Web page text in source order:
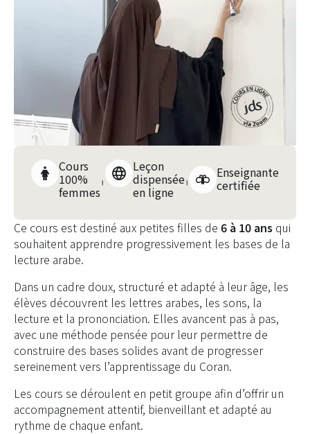
Cours
100%
femmes
Leçon
dispensée
en ligne
Enseignante
certifiée
Ce cours est destiné aux petites filles de 6 à 10 ans qui
souhaitent apprendre progressivement les bases de la
lecture arabe.
Dans un cadre doux, structuré et adapté à leur âge, les
élèves découvrent les lettres arabes, les sons, la
lecture et la prononciation. Elles avancent pas à pas,
avec une méthode pensée pour leur permettre de
construire des bases solides avant de progresser
sereinement vers l’apprentissage du Coran.
Les cours se déroulent en petit groupe afin d’offrir un
accompagnement attentif, bienveillant et adapté au
rythme de chaque enfant.